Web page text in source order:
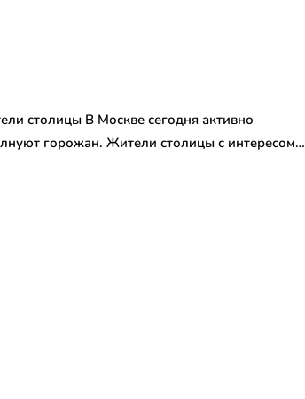
столицы В Москве сегодня активно
горожан. Жители столицы с интересом…